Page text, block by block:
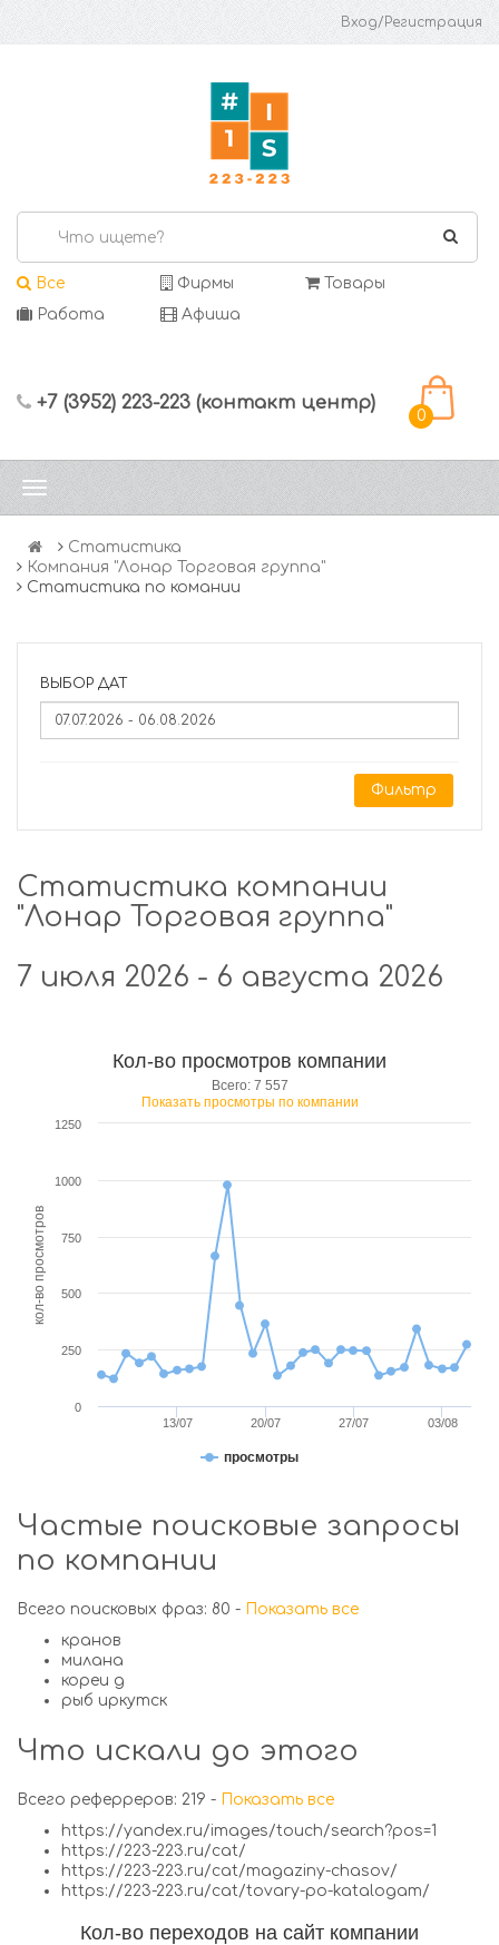
Вход/Регистрация
Все Фирмы
Товары
Работа
Афиша
+7 (3952) 223-223 (контакт центр)
0
Статистика
Компания "Лонар Торговая группа"
Статистика по комании
ВЫБОР ДАТ
Фильтр
Статистика компании
"Лонар Торговая группа"
7 июля 2026 - 6 августа 2026
кол-во просмотров
Кол-во просмотров компании
Всего: 7 557
Показать просмотры по компании
просмотры
13/07 20/07 27/07 03/08
0
250
500
750
1000
1250
Частые поисковые запросы
по компании
Всего поисковых фраз: 80 - Показать все
кранов
милана
кореи д
рыб иркутск
Что искали до этого
Всего реферреров: 219 - Показать все
https://yandex.ru/images/touch/search?pos=1
https://223-223.ru/cat/
https://223-223.ru/cat/magaziny-chasov/
https://223-223.ru/cat/tovary-po-katalogam/
Кол-во переходов на сайт компании